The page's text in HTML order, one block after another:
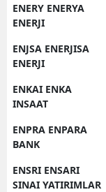
ENERY ENERYA
ENERJI
ENJSA ENERJISA
ENERJI
ENKAI ENKA
INSAAT
ENPRA ENPARA
BANK
ENSRI ENSARI
SINAI YATIRIMLAR